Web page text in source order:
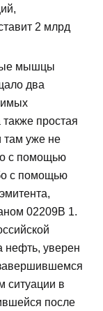
2 млрд
мышцы
два
простая
там уже не
с помощью
с помощью
02209В 1.
нефть, уверен
ситуации в
после